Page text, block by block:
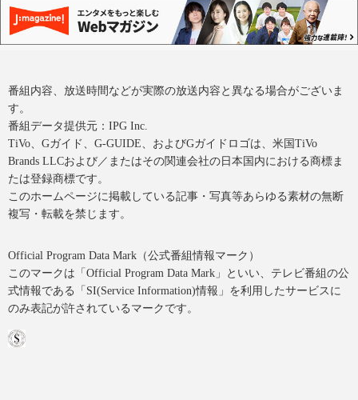
番組内容、放送時間などが実際の放送内容と異なる場合がございま
す。
番組データ提供元：IPG Inc.
TiVo、Gガイド、G-GUIDE、およびGガイドロゴは、米国TiVo
Brands LLCおよび／またはその関連会社の日本国内における商標ま
たは登録商標です。
このホームページに掲載している記事・写真等あらゆる素材の無断
複写・転載を禁じます。
Official Program Data Mark（公式番組情報マーク）
このマークは「Official Program Data Mark」といい、テレビ番組の公
式情報である「SI(Service Information)情報」を利用したサービスに
のみ表記が許されているマークです。